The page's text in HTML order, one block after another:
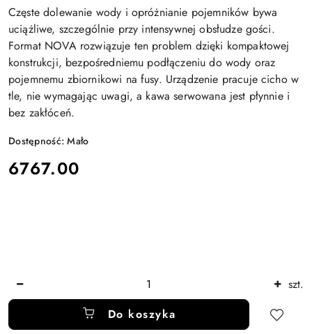
Częste dolewanie wody i opróżnianie pojemników bywa
uciążliwe, szczególnie przy intensywnej obsłudze gości.
Format NOVA rozwiązuje ten problem dzięki kompaktowej
konstrukcji, bezpośredniemu podłączeniu do wody oraz
pojemnemu zbiornikowi na fusy. Urządzenie pracuje cicho w
tle, nie wymagając uwagi, a kawa serwowana jest płynnie i
bez zakłóceń.
Dostępność:Mało
cena:
6767.00
szt.
Do koszyka